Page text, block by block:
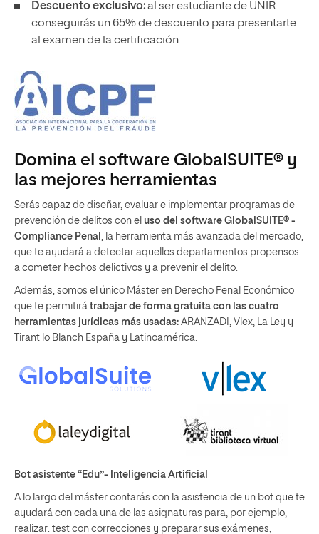
Descuento exclusivo:al ser estudiante de UNIR
conseguirás un 65% de descuento para presentarte
al examen de la certificación.
Domina el software GlobalSUITE® y
las mejores herramientas
Serás capaz de diseñar, evaluar e implementar programas de
prevención de delitos con el uso del software GlobalSUITE® -
Compliance Penal , la herramienta más avanzada del mercado,
que te ayudará a detectar aquellos departamentos propensos
a cometer hechos delictivos y a prevenir el delito.
Además, somos el único Máster en Derecho Penal Económico
que te permitirá trabajar de forma gratuita con las cuatro
herramientas jurídicas más usadas: ARANZADI, Vlex, La Ley y
Tirant lo Blanch España y Latinoamérica.
Bot asistente “Edu”- Inteligencia Artificial
A lo largo del máster contarás con la asistencia de un bot que te
ayudará con cada una de las asignaturas para, por ejemplo,
realizar: test con correcciones y preparar sus exámenes,